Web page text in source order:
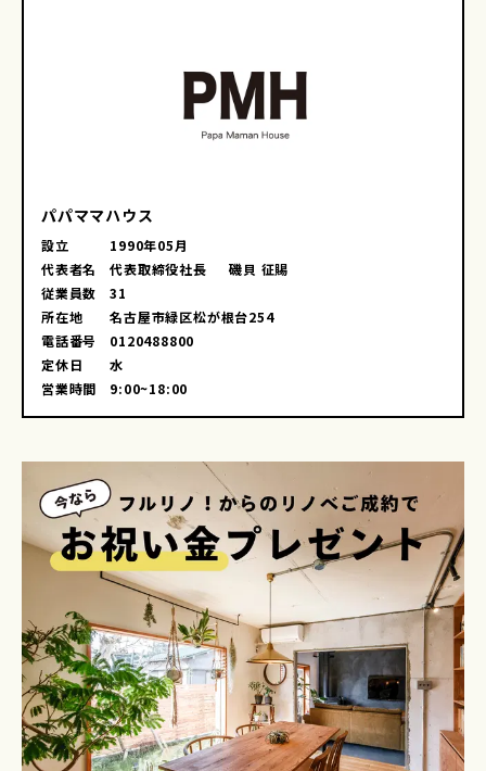
パパママハウス
設立
1990年05月
代表者名
代表取締役社長 磯貝 征賜
従業員数
31
所在地
名古屋市緑区松が根台254
電話番号
0120488800
定休日
水
営業時間
9:00~18:00